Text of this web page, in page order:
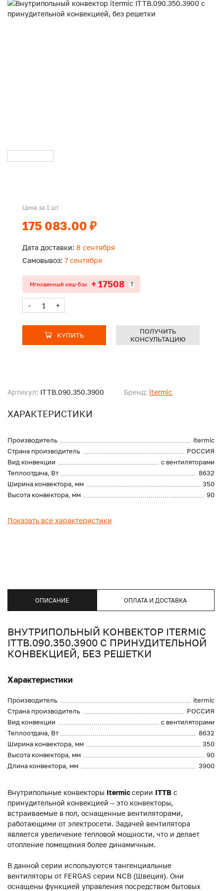
Артикул: ITTB.090.350.3900 Бренд: itermic
ХАРАКТЕРИСТИКИ
Производитель
itermic
Страна производитель
РОССИЯ
Вид конвекции
с вентиляторами
Теплоотдача, Вт
8632
Ширина конвектора, мм
350
Высота конвектора, мм
90
Показать все характеристики
Цена за 1 шт
175 083.00 ₽
Дата доставки: 8 сентября
Самовывоз: 7 сентября
Мгновенный кеш-бэк + 17508 ?
- +
КУПИТЬ
ПОЛУЧИТЬ
КОНСУЛЬТАЦИЮ
ОПИСАНИЕ ОПЛАТА И ДОСТАВКА
ВНУТРИПОЛЬНЫЙ КОНВЕКТОР ITERMIC
ITTB.090.350.3900 С ПРИНУДИТЕЛЬНОЙ
КОНВЕКЦИЕЙ, БЕЗ РЕШЕТКИ
Характеристики
Производитель
itermic
Страна производитель
РОССИЯ
Вид конвекции
с вентиляторами
Теплоотдача, Вт
8632
Ширина конвектора, мм
350
Высота конвектора, мм
90
Длина конвектора, мм
3900
Внутрипольные конвекторы Itermicсерии ITTB с
принудительной конвекцией – это конвекторы,
встраиваемые в пол, оснащенные вентиляторами,
работающими от электросети. Задачей вентилятора
является увеличение тепловой мощности, что и делает
отопление помещения более динамичным.
В данной серии используются тангенциальные
вентиляторы от FERGAS серии NCB (Швеция). Они
оснащены функцией управления посредством бытовых